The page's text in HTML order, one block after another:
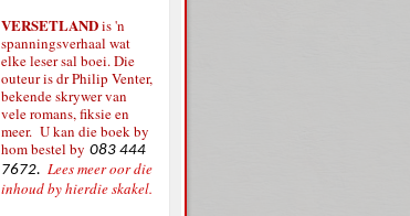
VERSETLANDis 'n
spanningsverhaal wat
elke leser sal boei. Die
outeur is dr Philip Venter,
bekende skrywer van
vele romans, fiksie en
meer. U kan die boek by
hom bestel by 083 444
7672. Lees meer oor die
inhoud by hierdie skakel.